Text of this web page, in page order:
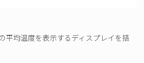
平均温度を表示するディスプレイを搭